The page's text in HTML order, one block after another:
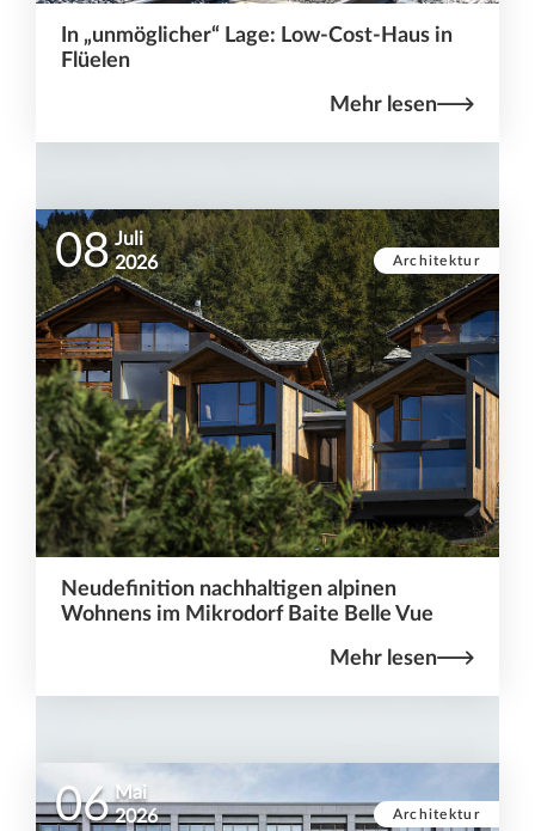
In „unmöglicher“ Lage: Low-Cost-Haus in
Flüelen
Mehr lesen
Architektur
08 Juli
2026
Neudefinition nachhaltigen alpinen
Wohnens im Mikrodorf Baite Belle Vue
Mehr lesen
Architektur
06 Mai
2026